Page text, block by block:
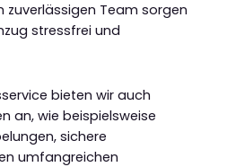
zuverlässigen Team sorgen
stressfrei und
bieten wir auch
an, wie beispielsweise
sichere
umfangreichen